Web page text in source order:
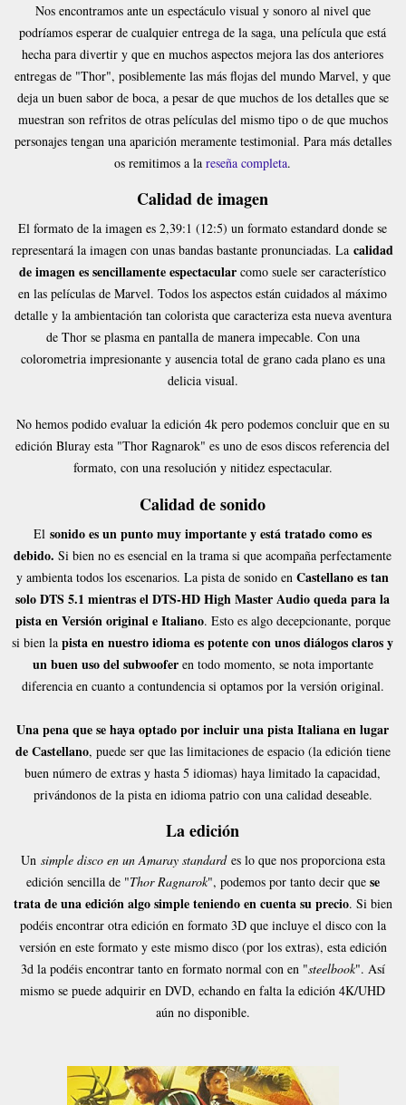
Nos encontramos ante un espectáculo visual y sonoro al nivel que
podríamos esperar de cualquier entrega de la saga, una película que está
hecha para divertir y que en muchos aspectos mejora las dos anteriores
entregas de "Thor", posiblemente las más flojas del mundo Marvel, y que
deja un buen sabor de boca, a pesar de que muchos de los detalles que se
muestran son refritos de otras películas del mismo tipo o de que muchos
personajes tengan una aparición meramente testimonial. Para más detalles
os remitimos a lareseña completa.
Calidad de imagen
El formato de la imagen es 2,39:1 (12:5) un formato estandard donde se
representará la imagen con unas bandas bastante pronunciadas. Lacalidad
de imagen es sencillamente espectacularcomo suele ser característico
en las películas de Marvel. Todos los aspectos están cuidados al máximo
detalle y la ambientación tan colorista que caracteriza esta nueva aventura
de Thor se plasma en pantalla de manera impecable. Con una
colorometria impresionante y ausencia total de grano cada plano es una
delicia visual.
No hemos podido evaluar la edición 4k pero podemos concluir que en su
edición Bluray esta "Thor Ragnarok" es uno de esos discos referencia del
formato, con una resolución y nitidez espectacular.
Calidad de sonido
Elsonido es un punto muy importante y está tratado como es
debido.Si bien no es esencial en la trama si que acompaña perfectamente
y ambienta todos los escenarios. La pista de sonido enCastellano es tan
solo DTS 5.1 mientras el DTS-HD High Master Audio queda para la
pista en Versión original e Italiano. Esto es algo decepcionante, porque
si bien la pista en nuestro idioma es potente con unos diálogos claros y
un buen uso del subwooferen todo momento, se nota importante
diferencia en cuanto a contundencia si optamos por la versión original.
Una pena que se haya optado por incluir una pista Italiana en lugar
de Castellano, puede ser que las limitaciones de espacio (la edición tiene
buen número de extras y hasta 5 idiomas) haya limitado la capacidad,
privándonos de la pista en idioma patrio con una calidad deseable.
La edición
Un simple disco en un Amaray standardes lo que nos proporciona esta
edición sencilla de "Thor Ragnarok", podemos por tanto decir que se
trata de una edición algo simple teniendo en cuenta su precio. Si bien
podéis encontrar otra edición en formato 3D que incluye el disco con la
versión en este formato y este mismo disco (por los extras), esta edición
3d la podéis encontrar tanto en formato normal con en "steelbook". Así
mismo se puede adquirir en DVD, echando en falta la edición 4K/UHD
aún no disponible.